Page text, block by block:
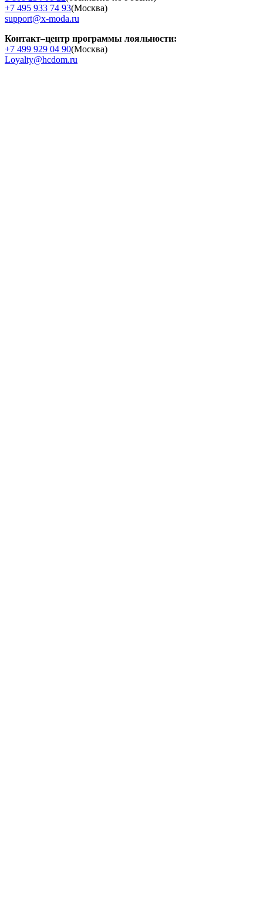
+7 495 933 74 93(Москва)
support@x-moda.ru
Контакт–центр программы лояльности:
+7 499 929 04 90(Москва)
Loyalty@hcdom.ru